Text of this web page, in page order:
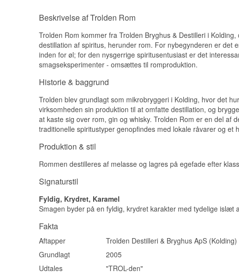
Vidste du at?
Nattefrost-isvinen, som fadene stammer
inden de langsomt tøs op igen, en
Region/Land: Danmark
ABV: 25%
Størrelse: 50 CL
Serveringsforslag: Nydes kold eller på is
Destilleri:Trolden Distillery
Lakrids · Sødlig · Fyldig · Mørk · Rund
Vidste du at?
Denne lakridslikør er en Whisky.dk-
Se hele vores udvalg afRom
Beskrivelse af Trolden Rom
Trolden Rom kommer fra Trolden Bryghus & Destilleri i
destillation af spiritus, herunder rom. For nybegynderen er
inden for øl; for den nysgerrige spiritusentusiast er det
smagseksperimenter - omsættes til romproduktion.
Historie & baggrund
Trolden blev grundlagt som mikrobryggeri i Kolding, hvor det
virksomheden sin produktion til at omfatte destillation, og
at kaste sig over rom, gin og whisky. Trolden Rom er en del
traditionelle spiritustyper genopfindes med lokale råvarer og
Produktion & stil
Rommen destilleres af melasse og lagres på egefade efter
Signaturstil
Fyldig, Krydret, Karamel
Smagen byder på en fyldig, krydret karakter med tydelige islæt
Fakta
Aftapper
Trolden Destilleri & Bryghus ApS (Kolding)
Grundlagt
2005
Udtales
"TROL-den"